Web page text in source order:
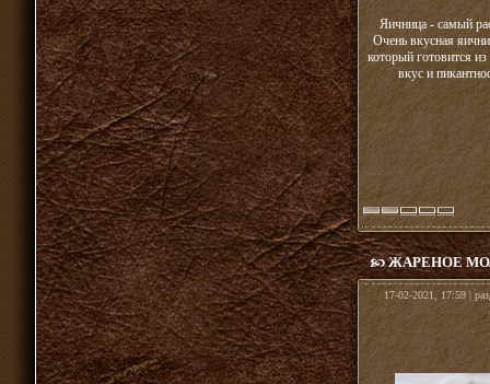
Яичница - самый
Очень вкусная
который готовится
вкус и
ЖАРЕНОЕ
17-02-2021, 17:59 |